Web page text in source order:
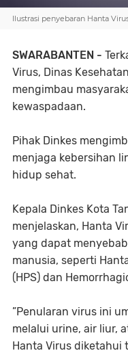
Ilustrasi penyebaran Hanta
SWARABANTEN -
Virus, Dinas
mengimbau
kewaspadaan.
Pihak Dinkes
menjaga kebersihan
hidup sehat.
Kepala Dinkes Kota
menjelaskan, Hanta
yang dapat
manusia, seperti
(HPS) dan
”Penularan virus ini
melalui urine, air liur,
Hanta Virus diketahui